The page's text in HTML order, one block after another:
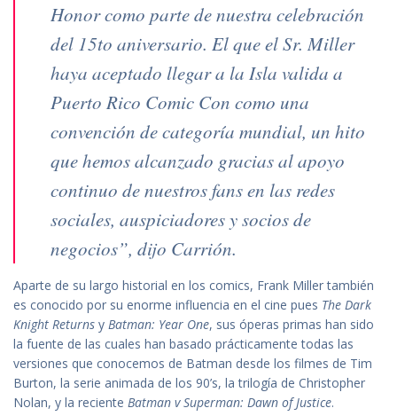
Honor como parte de nuestra celebración
del 15to aniversario. El que el Sr. Miller
haya aceptado llegar a la Isla valida a
Puerto Rico Comic Con como una
convención de categoría mundial, un hito
que hemos alcanzado gracias al apoyo
continuo de nuestros fans en las redes
sociales, auspiciadores y socios de
negocios”, dijo Carrión.
Aparte de su largo historial en los comics, Frank Miller también
es conocido por su enorme influencia en el cine pues The Dark
Knight Returns y Batman: Year One, sus óperas primas han sido
la fuente de las cuales han basado prácticamente todas las
versiones que conocemos de Batman desde los filmes de Tim
Burton, la serie animada de los 90’s, la trilogía de Christopher
Nolan, y la reciente Batman v Superman: Dawn of Justice.